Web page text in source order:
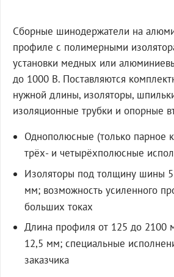
Сборные шинодержатели на
профиле с полимерными
установки медных или
до 1000 В. Поставляются
нужной длины, изоляторы,
изоляционные трубки и опорные
Однополюсные (только парное
трёх- и четырёхполюсные
Изоляторы под толщину шины
мм; возможность усиленного
больших токах
Длина профиля от 125 до 2100
12,5 мм; специальные
заказчика